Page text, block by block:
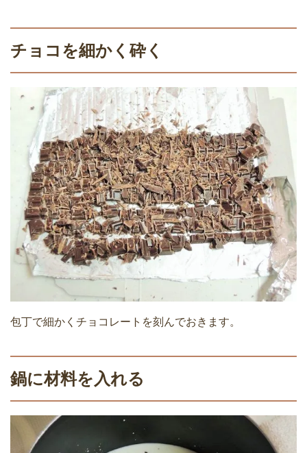
チョコを細かく砕く
包丁で細かくチョコレートを刻んでおきます。
鍋に材料を入れる